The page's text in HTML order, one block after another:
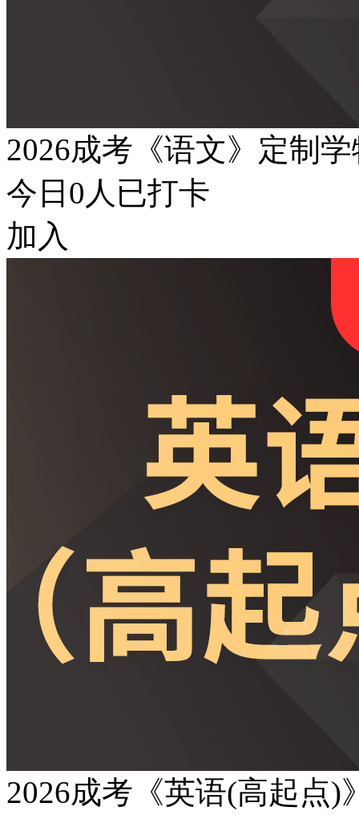
2026成考《语文》定制
今日 0 人已打卡
加入
2026成考《英语(高起点)